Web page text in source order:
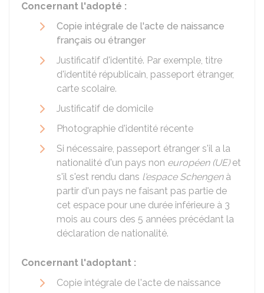
Concernant l'adopté :
Copie intégrale de l'acte de naissance
français ou étranger
Justificatif d'identité. Par exemple, titre
d'identité républicain, passeport étranger,
carte scolaire.
Justificatif de domicile
Photographie d'identité récente
Si nécessaire, passeport étranger s'il a la
nationalité d'un pays non européen (UE)et
s'il s'est rendu dans l'espace Schengenà
partir d'un pays ne faisant pas partie de
cet espace pour une durée inférieure à 3
mois au cours des 5 années précédant la
déclaration de nationalité.
Concernant l'adoptant :
Copie intégrale de l'acte de naissance